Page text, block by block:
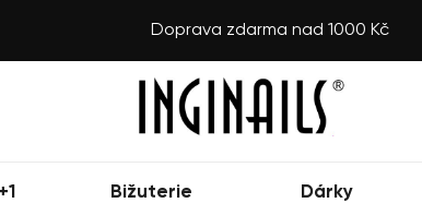
Doprava zdarma nad 1000 Kč
Bižuterie Dárky